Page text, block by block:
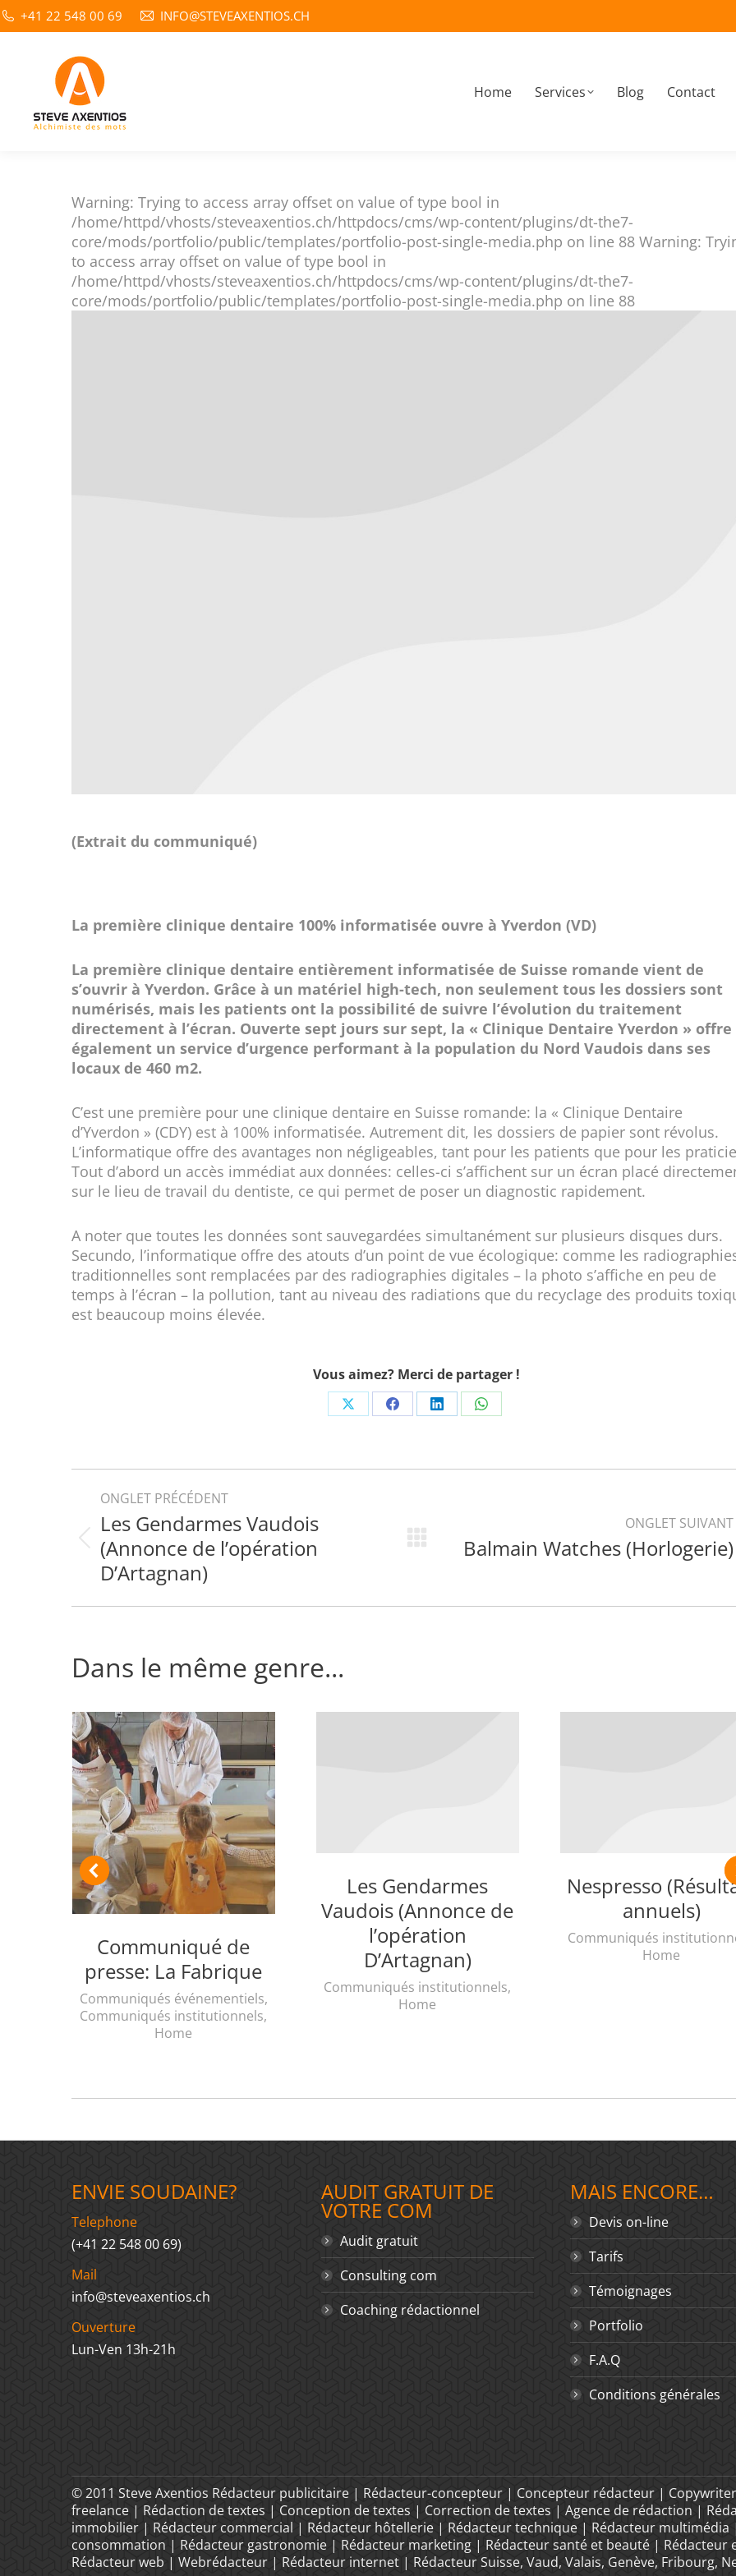
+41 22 548 00 69 INFO@STEVEAXENTIOS.CH
Home Services Blog Contact
Warning: Trying to access array offset on value of type bool in
/home/httpd/vhosts/steveaxentios.ch/httpdocs/cms/wp-content/plugins/dt-the7-
core/mods/portfolio/public/templates/portfolio-post-single-media.php on line 88 Warning:
to access array offset on value of type bool in
/home/httpd/vhosts/steveaxentios.ch/httpdocs/cms/wp-content/plugins/dt-the7-
core/mods/portfolio/public/templates/portfolio-post-single-media.php on line 88
(Extrait du communiqué)
La première clinique dentaire 100% informatisée ouvre à Yverdon (VD)
La première clinique dentaire entièrement informatisée de Suisse romande vient de
s’ouvrir à Yverdon. Grâce à un matériel high-tech, non seulement tous les dossiers sont
numérisés, mais les patients ont la possibilité de suivre l’évolution du traitement
directement à l’écran. Ouverte sept jours sur sept, la « Clinique Dentaire Yverdon » offre
également un service d’urgence performant à la population du Nord Vaudois dans ses
locaux de 460 m2.
C’est une première pour une clinique dentaire en Suisse romande: la « Clinique Dentaire
d’Yverdon » (CDY) est à 100% informatisée. Autrement dit, les dossiers de papier sont révolus.
L’informatique offre des avantages non négligeables, tant pour les patients que pour les
Tout d’abord un accès immédiat aux données: celles-ci s’affichent sur un écran placé
sur le lieu de travail du dentiste, ce qui permet de poser un diagnostic rapidement.
A noter que toutes les données sont sauvegardées simultanément sur plusieurs disques durs.
Secundo, l’informatique offre des atouts d’un point de vue écologique: comme les
traditionnelles sont remplacées par des radiographies digitales – la photo s’affiche en peu de
temps à l’écran – la pollution, tant au niveau des radiations que du recyclage des produits
est beaucoup moins élevée.
Vous aimez? Merci de partager !
Share
X
Share
Facebook
Share
LinkedIn
Share
WhatsApp
Navigation
de
commentaire
ONGLET PRÉCÉDENT
Onglet
précédent
Les Gendarmes Vaudois
(Annonce de l’opération
D’Artagnan)
ONGLET SUIVANT
Projets
Balmain Watches (Horlogerie)
Dans le même genre...
Communiqué de
presse: La Fabrique
Communiqués événementiels,
Communiqués institutionnels,
Home
Les Gendarmes
Vaudois (Annonce de
l’opération
D’Artagnan)
Communiqués institutionnels,
Home
Nespresso
annuels)
Communiqués
Home
ENVIE SOUDAINE?
Telephone
(+41 22 548 00 69)
Mail
info@steveaxentios.ch
Ouverture
Lun-Ven 13h-21h
AUDIT GRATUIT DE
VOTRE COM
Audit gratuit
Consulting com
Coaching rédactionnel
MAIS ENCORE…
Devis on-line
Tarifs
Témoignages
Portfolio
F.A.Q
Conditions générales
© 2011 Steve Axentios Rédacteur publicitaire | Rédacteur-concepteur | Concepteur rédacteur |
freelance | Rédaction de textes | Conception de textes | Correction de textes | Agence de rédaction |
immobilier | Rédacteur commercial | Rédacteur hôtellerie | Rédacteur technique | Rédacteur
consommation | Rédacteur gastronomie | Rédacteur marketing | Rédacteur santé et beauté |
Rédacteur web | Webrédacteur | Rédacteur internet | Rédacteur Suisse, Vaud, Valais, Genève, Fribourg,
Home Services Blog Contact À propos